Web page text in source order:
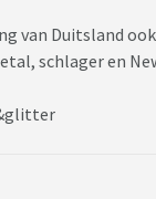
van Duitsland
schlager en